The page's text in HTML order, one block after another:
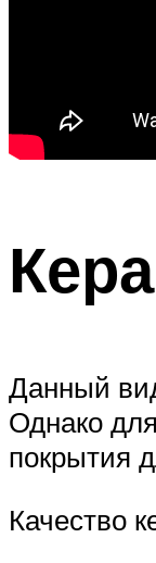
Данный
Однако
покрытия
Качество